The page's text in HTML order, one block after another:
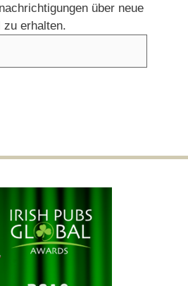
über neue
zu erhalten.